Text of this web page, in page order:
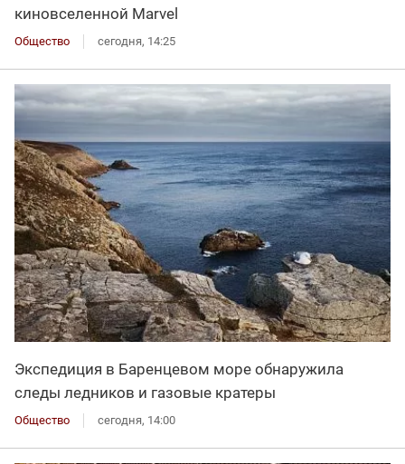
киновселенной Marvel
Общество сегодня, 14:25
Экспедиция в Баренцевом море обнаружила
следы ледников и газовые кратеры
Общество сегодня, 14:00